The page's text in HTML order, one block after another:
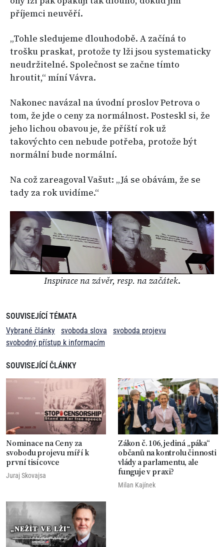
příjemci neuvěří.
„Tohle sledujeme dlouhodobě. A začíná to
trošku praskat, protože ty lži jsou systematicky
neudržitelné. Společnost se začne tímto
hroutit,“ míní Vávra.
Nakonec navázal na úvodní proslov Petrova o
tom, že jde o ceny za normálnost. Posteskl si, že
jeho lichou obavou je, že příští rok už
takovýchto cen nebude potřeba, protože být
normální bude normální.
Na což zareagoval Vašut: „Já se obávám, že se
tady za rok uvidíme.“
Inspirace na závěr, resp. na začátek.
SOUVISEJÍCÍ TÉMATA
Vybrané články
svoboda slova
svoboda projevu
svobodný přístup k informacím
SOUVISEJÍCÍ ČLÁNKY
Nominace na Ceny za
svobodu projevu míří k
první tisícovce
Juraj Skovajsa
Zákon č. 106, jediná „páka“
občanů na kontrolu činnosti
vlády a parlamentu, ale
funguje v praxi?
Milan Kajínek